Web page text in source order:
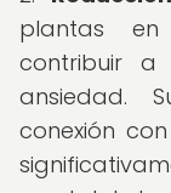
plantas
contribuir
ansiedad.
conexión